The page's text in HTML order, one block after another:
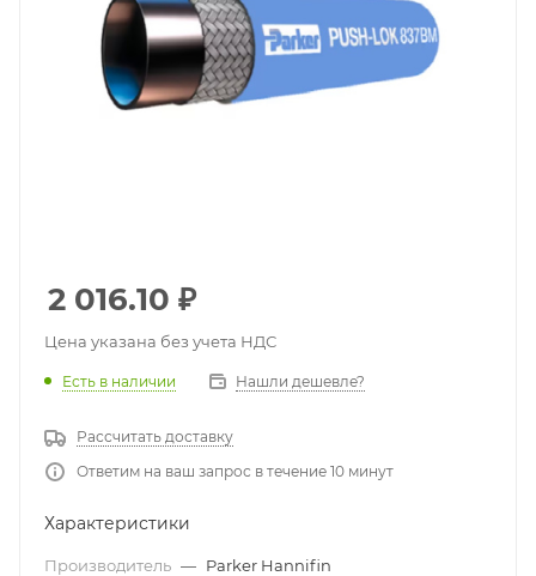
2 016.10 ₽
Цена указана без учета НДС
Есть в наличии Нашли дешевле?
Рассчитать доставку
Ответим на ваш запрос в течение 10 минут
Характеристики
Производитель — Parker Hannifin